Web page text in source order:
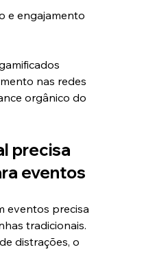
e engajamento
nas redes
orgânico do
precisa
eventos
eventos precisa
tradicionais.
distrações, o